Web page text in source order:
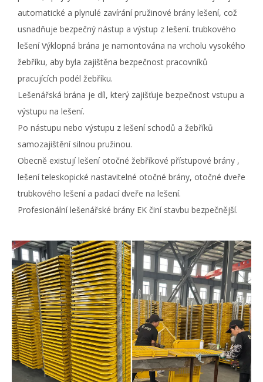
automatické a plynulé zavíránípružinové brány lešení, což
usnadňuje bezpečný nástup a výstup z lešení. trubkového
lešeníVýklopná brána je namontována na vrcholu vysokého
žebříku, aby byla zajištěna bezpečnost pracovníků
pracujících podél žebříku.
Lešenářská brána je díl, který zajišťuje bezpečnost vstupu a
výstupu na lešení.
Po nástupu nebo výstupu z lešení schodů a žebříků
samozajištění silnou pružinou.
Obecně existujílešení otočné žebříkové přístupové brány ,
lešení teleskopické nastavitelné otočné brány, otočné dveře
trubkového lešení a padací dveře na lešení.
Profesionální lešenářské brány EK činí stavbu bezpečnější.